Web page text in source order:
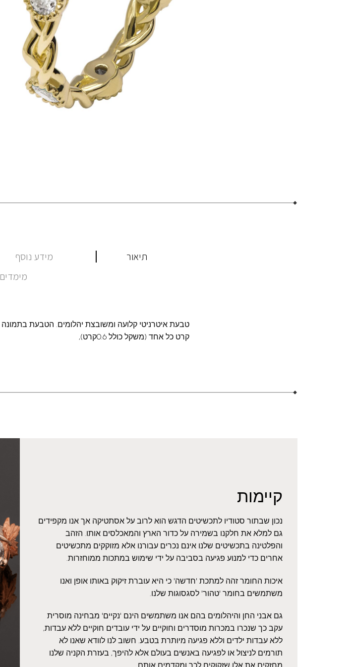
תיאור מידע נוסף
מימדים
קרט כל אחד (משקל כולל 0.6קרט),
קיימות
נכון שבתור סטודיו לתכשיטים הדגש הוא לרוב על אסתטיקה אך אנו מקפידים
גם למלא את חלקנו בשמירה על כדור הארץ והמאכלסים אותו. הזהב
והפלטינה בתכשיטים שלנו אינם נכרים עבורנו אלא מזוקקים מתכשיטים
אחרים כדי למנוע פגיעה בסביבה על ידי שימוש במתכות ממוחזרות.
איכות החומר זהה למתכת 'חדשה' כי היא עוברת זיקוק באותו אופן ואנו
משתמשים בחומר 'טהור' לסגסוגות שלנו.
גם אבני החן והיהלומים בהם אנו משתמשים הינם 'נקיים' מבחינה מוסרית
עקב כך שנכרו במכרות מוסדרים וחוקיים על ידי עובדים חוקיים ללא עבדות,
ללא עבדות ילדים וללא פגיעה מיותרת בטבע. חשוב לנו לוודא שאנו לא
תורמים לניצול או לפגיעה באנשים בעולם אלא להיפך, בעזרת הקניה שלנו